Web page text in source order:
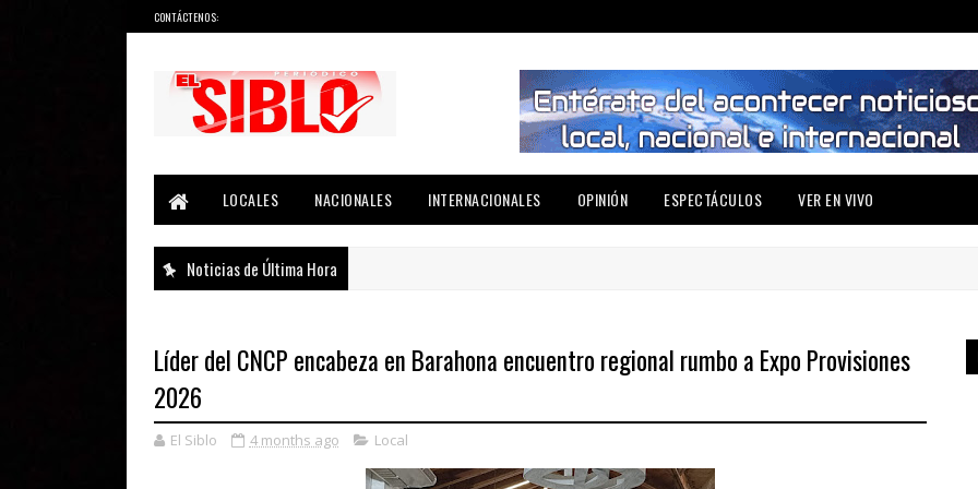
CONTÁCTENOS:
LOCALES
NACIONALES INTERNACIONALES OPINIÓN ESPECTÁCULOS VER EN VIVO
Noticias de Última Hora
Líder del CNCP encabeza en Barahona encuentro regional rumbo a Expo Provisiones
2026
El Siblo 4 months ago Local